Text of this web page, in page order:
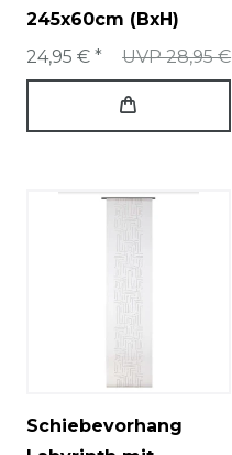
245x60cm (BxH)
UVP 28,95 €
24,95 € *
Schiebevorhang